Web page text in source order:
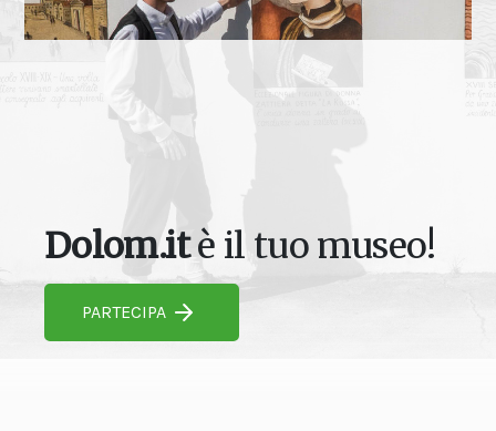
Dolom.itè il tuo museo!
PARTECIPA